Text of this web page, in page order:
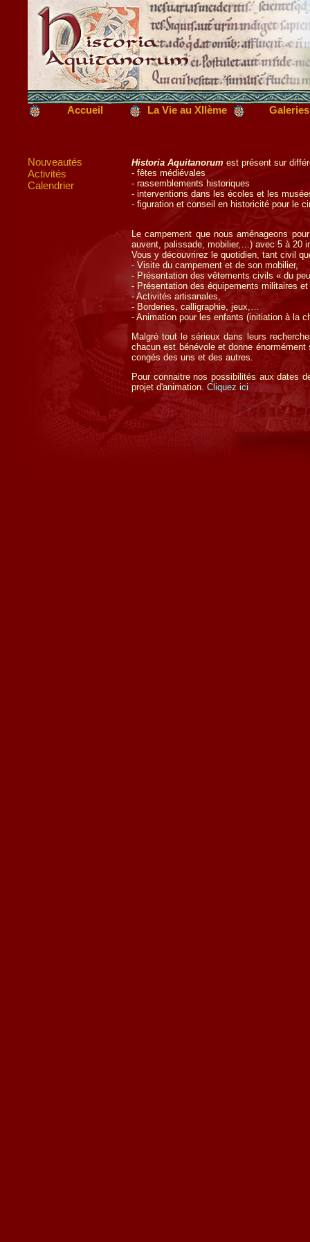
Nouveautés
Activités
Calendrier
Historia Aquitanorum est présent sur
- fêtes médiévales
- rassemblements historiques
- interventions dans les écoles et les
- figuration et conseil en historicité pour le
Le campement que nous aménageons
auvent, palissade, mobilier,…) avec 5 à 20
Vous y découvrirez le quotidien, tant civil
- Visite du campement et de son mobilier,
- Présentation des vêtements civils « du
- Présentation des équipements militaires
- Activités artisanales,
- Borderies, calligraphie, jeux,…
- Animation pour les enfants (initiation à la
Malgré tout le sérieux dans leurs
chacun est bénévole et donne
congés des uns et des autres.
Pour connaitre nos possibilités aux dates
projet d'animation. Cliquez ici